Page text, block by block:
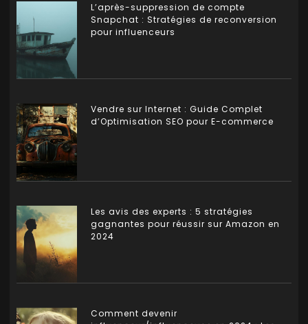
L’après-suppression de compte
Snapchat : Stratégies de reconversion
pour influenceurs
Vendre sur Internet : Guide Complet
d’Optimisation SEO pour E-commerce
Les avis des experts : 5 stratégies
gagnantes pour réussir sur Amazon en
2024
Comment devenir